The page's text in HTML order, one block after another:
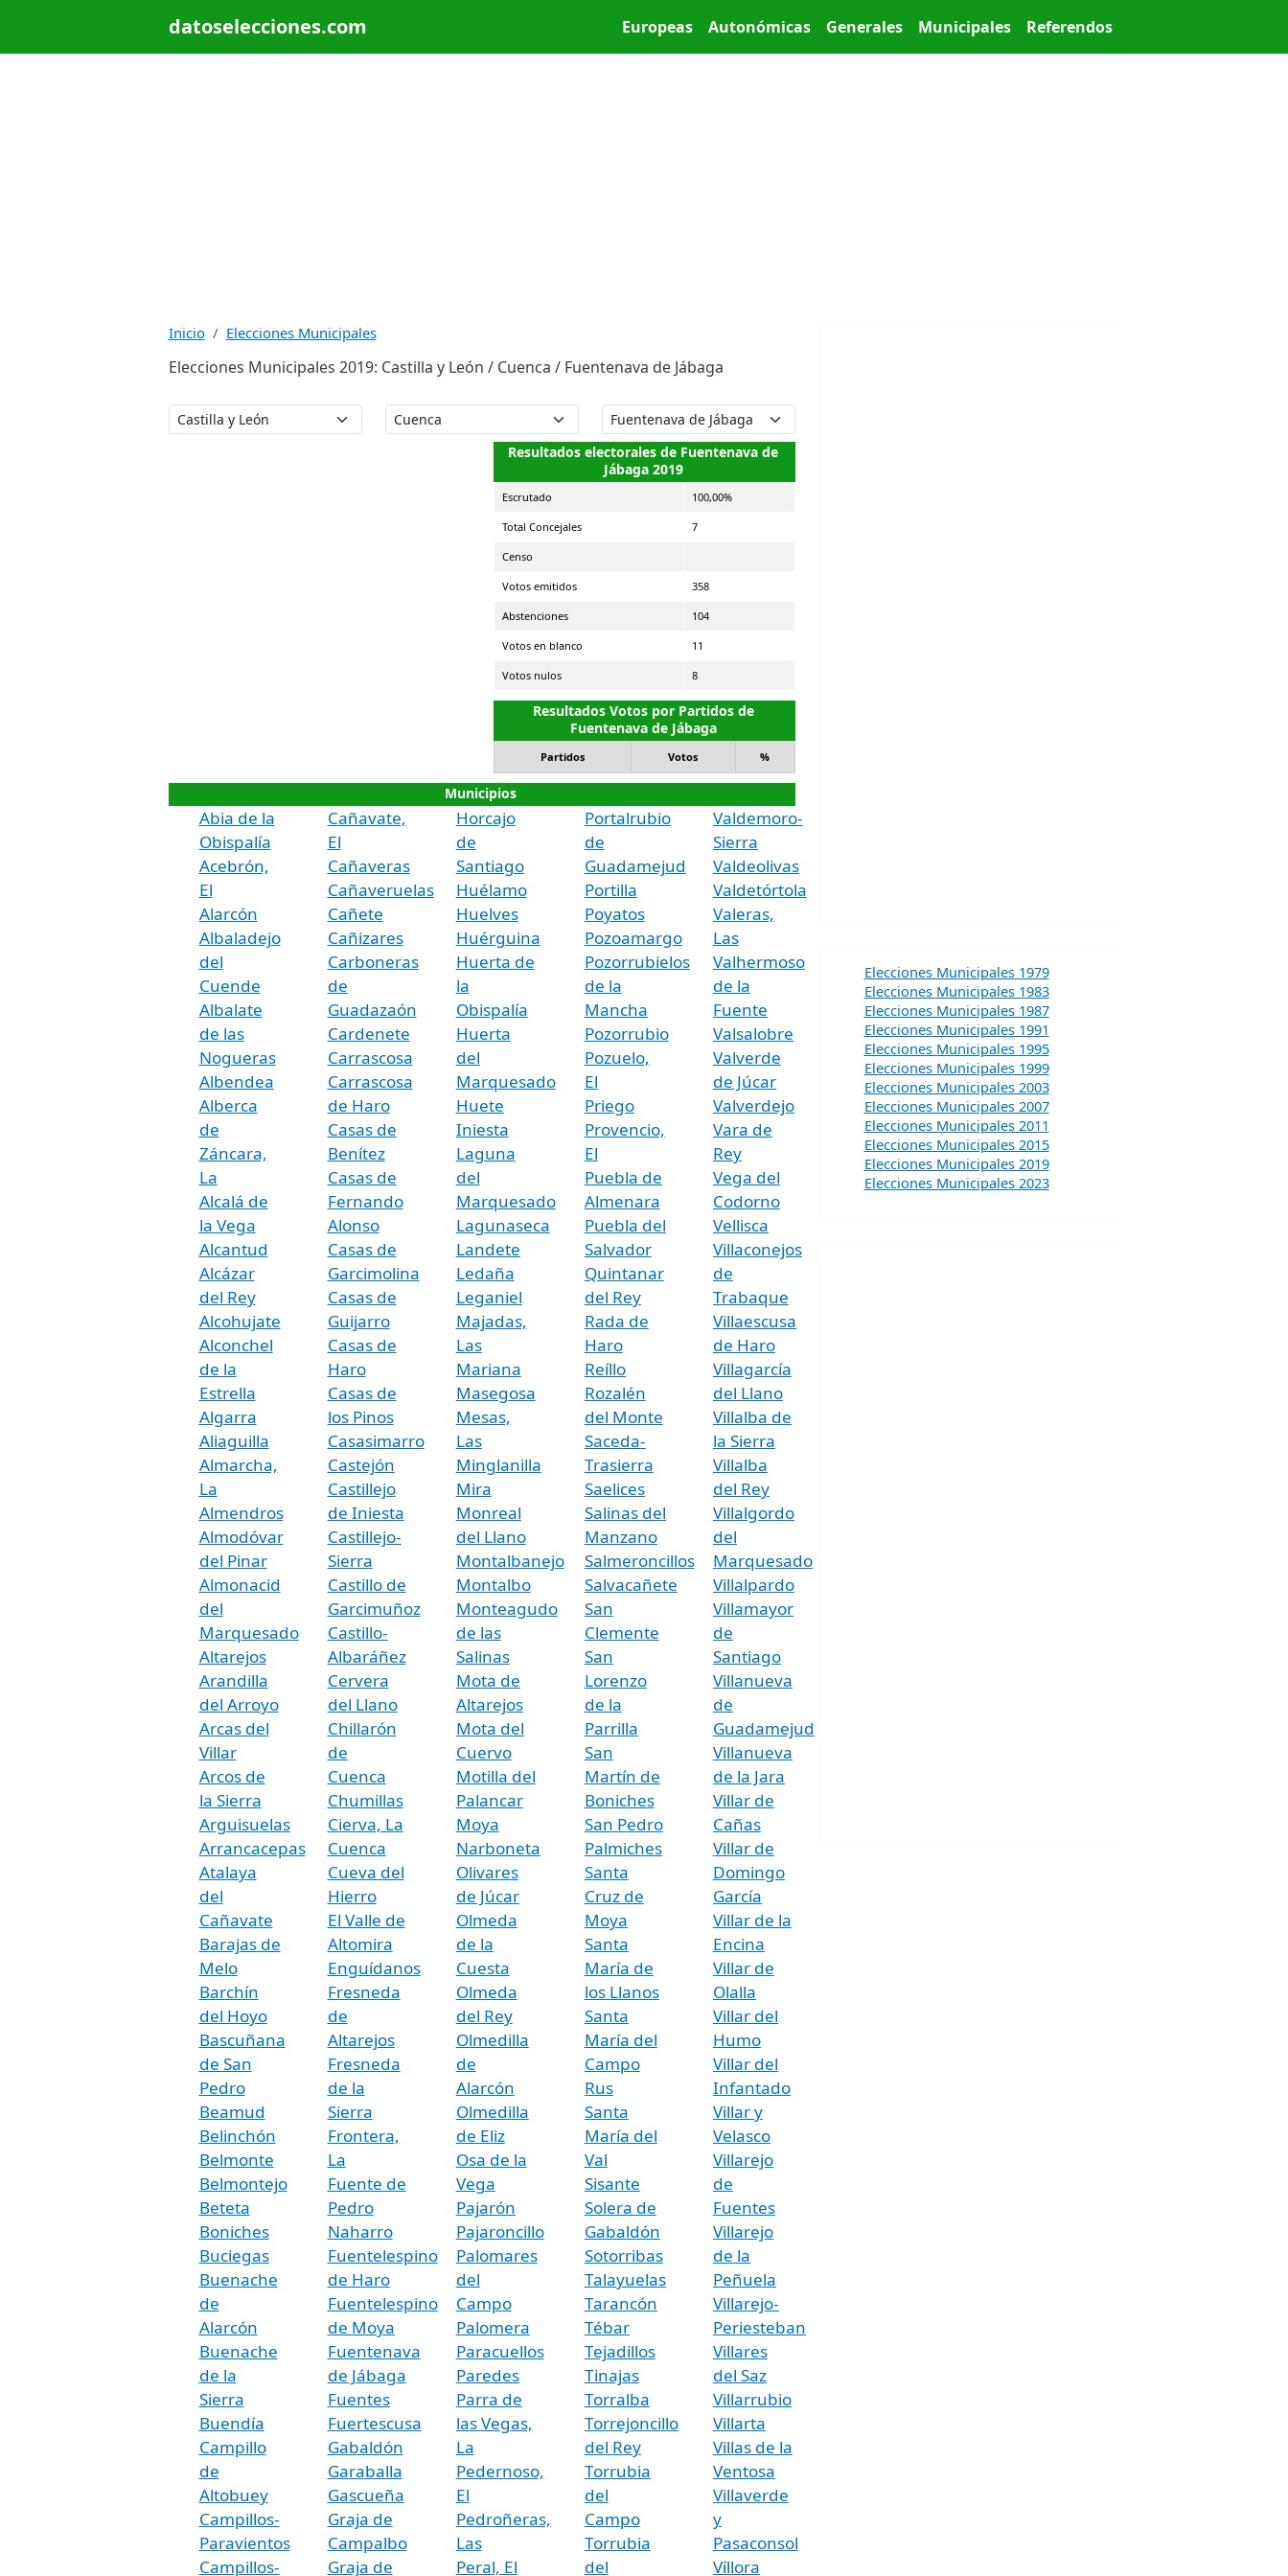
datoselecciones.com Main menu
Europeas Autonómicas Generales Municipales Referendos
Inicio Elecciones Municipales
Elecciones Municipales 2019: Castilla y León / Cuenca / Fuentenava de Jábaga
Resultados electorales de Fuentenava de
Jábaga 2019
Escrutado 100,00%
Total Concejales 7
Censo
Votos emitidos 358
Abstenciones 104
Votos en blanco 11
Votos nulos 8
Resultados Votos por Partidos de
Fuentenava de Jábaga
Partidos Votos %
Municipios
Abia de la
Obispalía
Acebrón,
El
Alarcón
Albaladejo
del
Cuende
Albalate
de las
Nogueras
Albendea
Alberca
de
Záncara,
La
Alcalá de
la Vega
Alcantud
Alcázar
del Rey
Alcohujate
Alconchel
de la
Estrella
Algarra
Aliaguilla
Almarcha,
La
Almendros
Almodóvar
del Pinar
Almonacid
del
Marquesado
Altarejos
Arandilla
del Arroyo
Arcas del
Villar
Arcos de
la Sierra
Arguisuelas
Arrancacepas
Atalaya
del
Cañavate
Barajas de
Melo
Barchín
del Hoyo
Bascuñana
de San
Pedro
Beamud
Belinchón
Belmonte
Belmontejo
Beteta
Boniches
Buciegas
Buenache
de
Alarcón
Buenache
de la
Sierra
Buendía
Campillo
de
Altobuey
Campillos-
Paravientos
Campillos-
Cañavate,
El
Cañaveras
Cañaveruelas
Cañete
Cañizares
Carboneras
de
Guadazaón
Cardenete
Carrascosa
Carrascosa
de Haro
Casas de
Benítez
Casas de
Fernando
Alonso
Casas de
Garcimolina
Casas de
Guijarro
Casas de
Haro
Casas de
los Pinos
Casasimarro
Castejón
Castillejo
de Iniesta
Castillejo-
Sierra
Castillo de
Garcimuñoz
Castillo-
Albaráñez
Cervera
del Llano
Chillarón
de
Cuenca
Chumillas
Cierva, La
Cuenca
Cueva del
Hierro
El Valle de
Altomira
Enguídanos
Fresneda
de
Altarejos
Fresneda
de la
Sierra
Frontera,
La
Fuente de
Pedro
Naharro
Fuentelespino
de Haro
Fuentelespino
de Moya
Fuentenava
de Jábaga
Fuentes
Fuertescusa
Gabaldón
Garaballa
Gascueña
Graja de
Campalbo
Graja de
Horcajo
de
Santiago
Huélamo
Huelves
Huérguina
Huerta de
la
Obispalía
Huerta
del
Marquesado
Huete
Iniesta
Laguna
del
Marquesado
Lagunaseca
Landete
Ledaña
Leganiel
Majadas,
Las
Mariana
Masegosa
Mesas,
Las
Minglanilla
Mira
Monreal
del Llano
Montalbanejo
Montalbo
Monteagudo
de las
Salinas
Mota de
Altarejos
Mota del
Cuervo
Motilla del
Palancar
Moya
Narboneta
Olivares
de Júcar
Olmeda
de la
Cuesta
Olmeda
del Rey
Olmedilla
de
Alarcón
Olmedilla
de Eliz
Osa de la
Vega
Pajarón
Pajaroncillo
Palomares
del
Campo
Palomera
Paracuellos
Paredes
Parra de
las Vegas,
La
Pedernoso,
El
Pedroñeras,
Las
Peral, El
Portalrubio
de
Guadamejud
Portilla
Poyatos
Pozoamargo
Pozorrubielos
de la
Mancha
Pozorrubio
Pozuelo,
El
Priego
Provencio,
El
Puebla de
Almenara
Puebla del
Salvador
Quintanar
del Rey
Rada de
Haro
Reíllo
Rozalén
del Monte
Saceda-
Trasierra
Saelices
Salinas del
Manzano
Salmeroncillos
Salvacañete
San
Clemente
San
Lorenzo
de la
Parrilla
San
Martín de
Boniches
San Pedro
Palmiches
Santa
Cruz de
Moya
Santa
María de
los Llanos
Santa
María del
Campo
Rus
Santa
María del
Val
Sisante
Solera de
Gabaldón
Sotorribas
Talayuelas
Tarancón
Tébar
Tejadillos
Tinajas
Torralba
Torrejoncillo
del Rey
Torrubia
del
Campo
Torrubia
del
Valdemoro-
Sierra
Valdeolivas
Valdetórtola
Valeras,
Las
Valhermoso
de la
Fuente
Valsalobre
Valverde
de Júcar
Valverdejo
Vara de
Rey
Vega del
Codorno
Vellisca
Villaconejos
de
Trabaque
Villaescusa
de Haro
Villagarcía
del Llano
Villalba de
la Sierra
Villalba
del Rey
Villalgordo
del
Marquesado
Villalpardo
Villamayor
de
Santiago
Villanueva
de
Guadamejud
Villanueva
de la Jara
Villar de
Cañas
Villar de
Domingo
García
Villar de la
Encina
Villar de
Olalla
Villar del
Humo
Villar del
Infantado
Villar y
Velasco
Villarejo
de
Fuentes
Villarejo
de la
Peñuela
Villarejo-
Periesteban
Villares
del Saz
Villarrubio
Villarta
Villas de la
Ventosa
Villaverde
y
Pasaconsol
Víllora
Elecciones Municipales 1979
Elecciones Municipales 1983
Elecciones Municipales 1987
Elecciones Municipales 1991
Elecciones Municipales 1995
Elecciones Municipales 1999
Elecciones Municipales 2003
Elecciones Municipales 2007
Elecciones Municipales 2011
Elecciones Municipales 2015
Elecciones Municipales 2019
Elecciones Municipales 2023